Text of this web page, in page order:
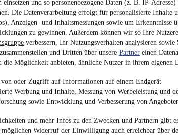
einsetzen und so personenbezogene Daten (z. B. IP-
Die Datenverarbeitung erfolgt für personalisierte Inhalte
Anzeigen- und Inhaltsmessungen sowie um Erkenntnisse
zu gewinnen. Außerdem können wir so Ihre
verbessern, Ihr Nutzungsverhalten analysieren
und Dritten über unsere Partner einen
die Möglichkeit anbieten, ähnliche Nutzer in ihrem eigenen
von oder Zugriff auf Informationen auf einem Endgerät
Werbung und Inhalte, Messung von Werbeleistung und
sowie Entwicklung und Verbesserung von
und mehr Infos zu den Zwecken und Partnern gibt
möglichen Widerruf der Einwilligung auch erreichbar über